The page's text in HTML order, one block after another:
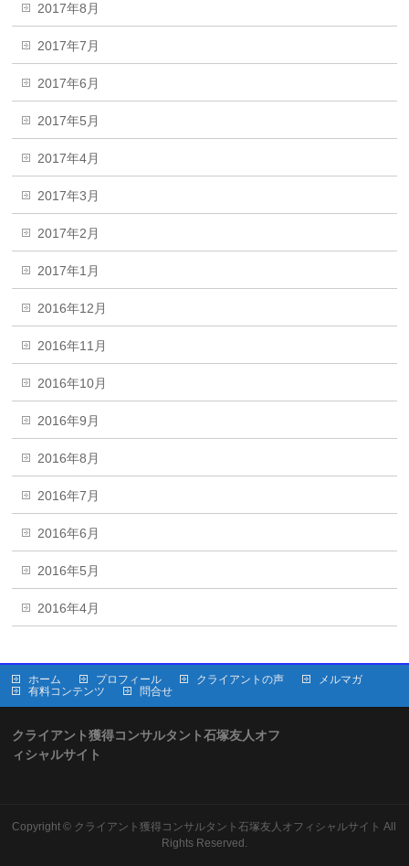
2017年8月
2017年7月
2017年6月
2017年5月
2017年4月
2017年3月
2017年2月
2017年1月
2016年12月
2016年11月
2016年10月
2016年9月
2016年8月
2016年7月
2016年6月
2016年5月
2016年4月
ホーム プロフィール クライアントの声
メルマガ
有料コンテンツ
問合せ
クライアント獲得コンサルタント石塚友人オフ
ィシャルサイト
Copyright © クライアント獲得コンサルタント石塚友人オフィシャルサイト All
Rights Reserved.